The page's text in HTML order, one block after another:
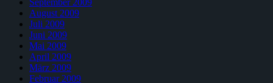
August 2009
Juli 2009
Juni 2009
Mai 2009
April 2009
März 2009
Februar 2009